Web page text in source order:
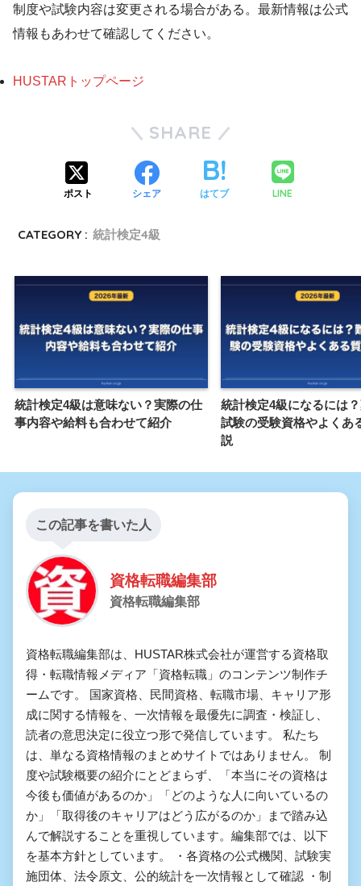
制度や試験内容は変更される場合がある。最新情報は公式
情報もあわせて確認してください。
HUSTARトップページ
SHARE
ポスト シェア はてブ LINE
CATEGORY : 統計検定4級
統計検定4級は意味ない？実際の仕
事内容や給料も合わせて紹介
統計検定4級になるには
試験の受験資格やよくあ
説
この記事を書いた人
資格転職編集部
資格転職編集部
資格転職編集部は、HUSTAR株式会社が運営する資格取
得・転職情報メディア「資格転職」のコンテンツ制作チ
ームです。 国家資格、民間資格、転職市場、キャリア形
成に関する情報を、一次情報を最優先に調査・検証し、
読者の意思決定に役立つ形で発信しています。 私たち
は、単なる資格情報のまとめサイトではありません。 制
度や試験概要の紹介にとどまらず、「本当にその資格は
今後も価値があるのか」「どのような人に向いているの
か」「取得後のキャリアはどう広がるのか」まで踏み込
んで解説することを重視しています。編集部では、以下
を基本方針としています。 ・各資格の公式機関、試験実
施団体、法令原文、公的統計を一次情報として確認 ・制